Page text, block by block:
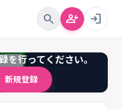
search person_add login
を行ってください。
新規登録